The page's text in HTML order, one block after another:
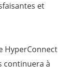
et
HyperConnect
continuera à